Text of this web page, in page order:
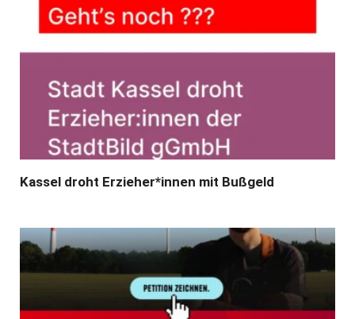
Kassel droht Erzieher*innen mit Bußgeld